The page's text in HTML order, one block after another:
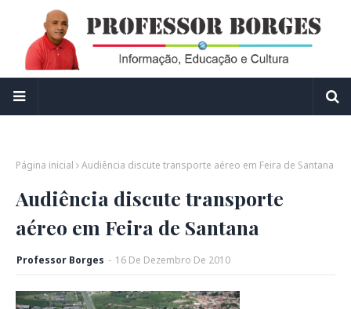
Página inicial Audiência discute transporte aéreo em Feira de Santana
Audiência discute transporte
aéreo em Feira de Santana
Professor Borges - 16 De Dezembro De 2010